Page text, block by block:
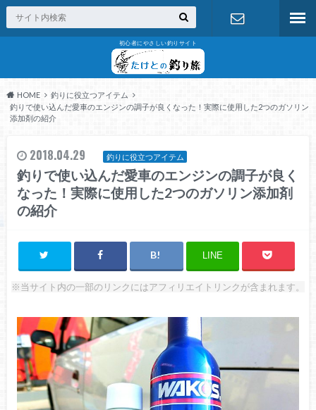
初心者にやさしい釣りサイト
HOME
釣りに役立つアイテム
釣りで使い込んだ愛車のエンジンの調子が良くなった！実際に使用した2つのガソリン
添加剤の紹介
2018.04.29 釣りに役立つアイテム
釣りで使い込んだ愛車のエンジンの調子が良く
なった！実際に使用した2つのガソリン添加剤
の紹介
LINE
※当サイト内の一部のリンクにはアフィリエイトリンクが含まれます。